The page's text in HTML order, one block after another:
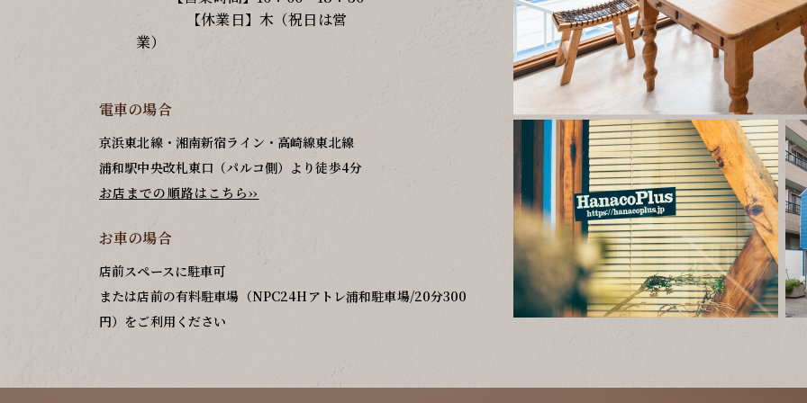
【休業日】木（祝日は営
業）
電車の場合
京浜東北線・湘南新宿ライン・高崎線東北線
浦和駅中央改札東口（パルコ側）より徒歩4分
お店までの順路はこちら››
お車の場合
店前スペースに駐車可
または店前の有料駐車場（NPC24Hアトレ浦和駐車場/20分300
円）をご利用ください